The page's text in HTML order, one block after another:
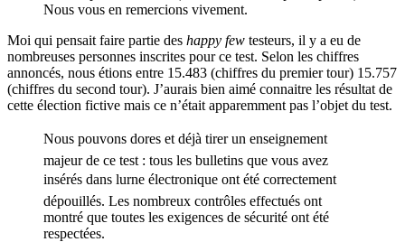
Nous vous en remercions vivement.
Moi qui pensait faire partie des happy few testeurs, il y a eu de
nombreuses personnes inscrites pour ce test. Selon les chiffres
annoncés, nous étions entre 15.483 (chiffres du premier tour) 15.757
(chiffres du second tour). J’aurais bien aimé connaitre les résultat de
cette élection fictive mais ce n’était apparemment pas l’objet du test.
Nous pouvons dores et déjà tirer un enseignement
majeur de ce test : tous les bulletins que vous avez
insérés dans lurne électronique ont été correctement
dépouillés. Les nombreux contrôles effectués ont
montré que toutes les exigences de sécurité ont été
respectées.